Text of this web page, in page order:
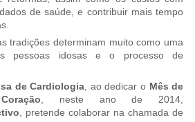
de saúde, e contribuir mais tempo
tradições determinam muito como uma
pessoas idosas e o processo de
de Cardiologia, ao dedicar o Mês de
, neste ano de 2014,
, pretende colaborar na chamada de